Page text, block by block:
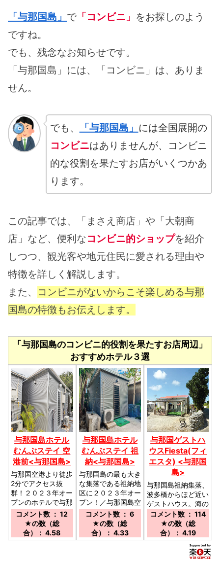
「与那国島」 で「コンビニ」 をお探しのよう
ですね。
でも、残念なお知らせです。
「与那国島」には、「コンビニ」は、ありま
せん。
でも、 「与那国島」 には全国展開の
コンビニはありませんが、コンビニ
的な役割を果たすお店がいくつかあ
ります。
この記事では、「まさえ商店」や「大朝商
店」など、便利な コンビニ的ショップを紹介
しつつ、観光客や地元住民に愛される理由や
特徴を詳しく解説します。
また、
コンビニがないからこそ楽しめる与那
国島の特徴もお伝えします。
「与那国島のコンビニ的役割を果たすお店周辺」
おすすめホテル３選
与那国島ホテル
むんぶステイ 空
港前<与那国島>
与那国空港より徒歩
2分でアクセス抜
群！２０２３年オー
プンのホテルで与那
国島を快適に満喫し
よう！／与那国空港
から徒歩約2分
コメント数 ： 12
★の数（総
合）： 4.58
与那国島ホテル
むんぶステイ 祖
納<与那国島>
与那国島の最も大き
な集落である祖納地
区に２０２３年オー
プン！／与那国島空
港より車で約５分
コメント数 ： 6
★の数（総
合）： 4.33
与那国ゲストハ
ウスFiesta(フィ
エスタ) <与那国
島>
与那国島祖納集落、
波多橋からほど近い
ゲストハウス。海の
見える屋上でのんび
り。素泊まりの民宿
です。／与那国空港
からお車で約１０分
（２．５Ｋｍ）
コメント数 ： 114
★の数（総
合）： 4.19